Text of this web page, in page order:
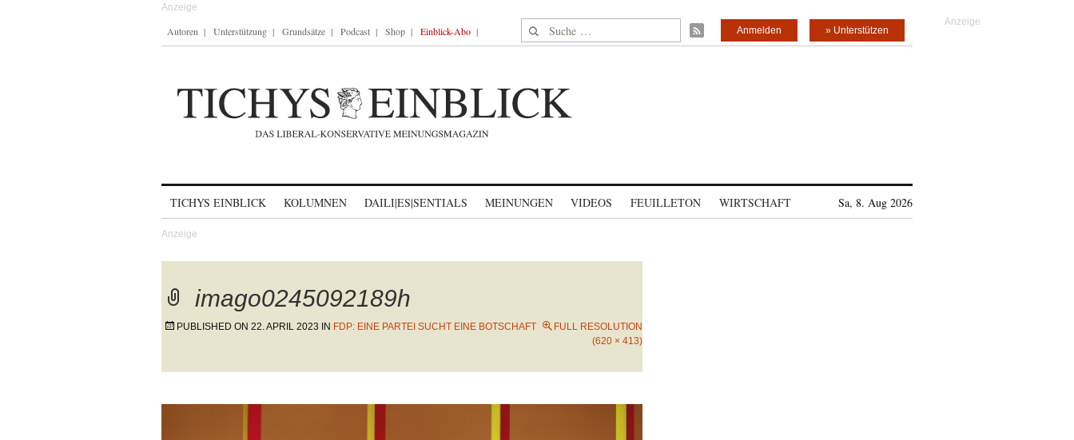
Autoren Unterstützung Grundsätze Podcast Shop Einblick-Abo Suche nach: » Unterstützen
Anmelden
TICHYS EINBLICK KOLUMNEN DAILI|ES|SENTIALS MEINUNGEN VIDEOS FEUILLETON WIRTSCHAFT Sa, 8. Aug 2026
imago0245092189h
PUBLISHED ON 22. APRIL 2023 IN FDP: EINE PARTEI SUCHT EINE BOTSCHAFT
FULL RESOLUTION
(620 × 413)